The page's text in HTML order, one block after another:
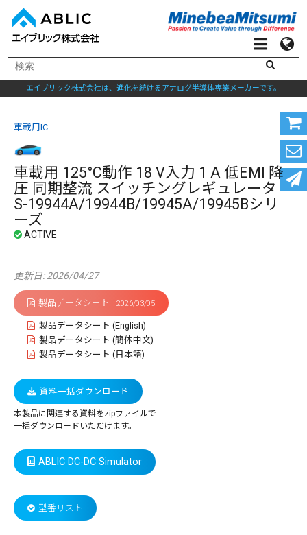
エイブリック株式会社は、進化を続けるアナログ半導体専業メーカーです。
車載用IC
車載用 125°C動作 18 V入力 1 A 低EMI 降
圧 同期整流 スイッチングレギュレータ
S-19944A/19944B/19945A/19945Bシリ
ーズ
更新日: 2026/04/27
製品データシート 2026/03/05
製品データシート (English)
製品データシート (簡体中文)
製品データシート (日本語)
資料一括ダウンロード
本製品に関連する資料をzipファイルで
一括ダウンロードいただけます。
ABLIC DC-DC Simulator
型番リスト